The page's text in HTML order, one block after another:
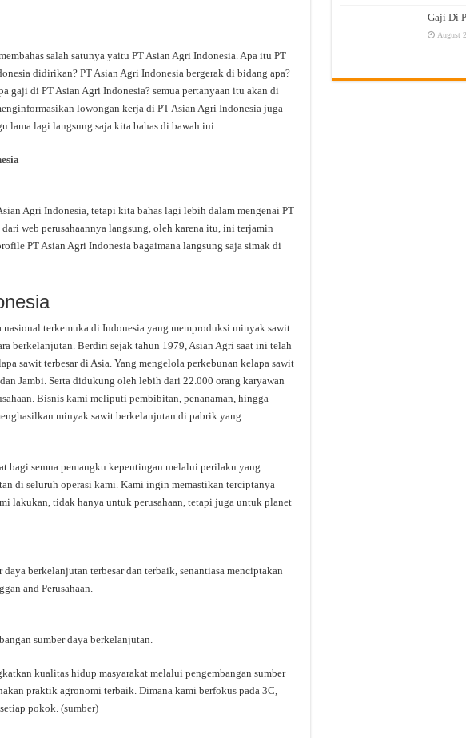
salah satunya yaitu PT Asian Agri Indonesia. Apa itu PT
didirikan? PT Asian Agri Indonesia bergerak di bidang apa?
gaji di PT Asian Agri Indonesia? semua pertanyaan itu akan di
lowongan kerja di PT Asian Agri Indonesia juga
lama lagi langsung saja kita bahas di bawah ini.
Agri Indonesia, tetapi kita bahas lagi lebih dalam mengenai PT
web perusahaannya langsung, oleh karena itu, ini terjamin
PT Asian Agri Indonesia bagaimana langsung saja simak di
nasional terkemuka di Indonesia yang memproduksi minyak sawit
berkelanjutan. Berdiri sejak tahun 1979, Asian Agri saat ini telah
sawit terbesar di Asia. Yang mengelola perkebunan kelapa sawit
Jambi. Serta didukung oleh lebih dari 22.000 orang karyawan
Bisnis kami meliputi pembibitan, penanaman, hingga
minyak sawit berkelanjutan di pabrik yang
bagi semua pemangku kepentingan melalui perilaku yang
di seluruh operasi kami. Kami ingin memastikan terciptanya
lakukan, tidak hanya untuk perusahaan, tetapi juga untuk planet
berkelanjutan terbesar dan terbaik, senantiasa menciptakan
and Perusahaan.
sumber daya berkelanjutan.
kualitas hidup masyarakat melalui pengembangan sumber
praktik agronomi terbaik. Dimana kami berfokus pada 3C,
pokok. (sumber)
Gaji Di
August